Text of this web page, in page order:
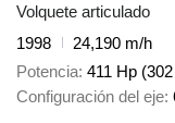
Volquete articulado
1998
24,190 m/h
Potencia 411 Hp
Configuración del eje